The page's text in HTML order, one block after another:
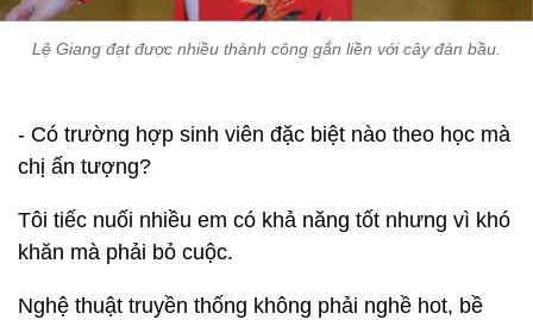
Lệ Giang đạt được nhiều thành công gắn liền với cây đàn bầu.
- Có trường hợp sinh viên đặc biệt nào theo học mà
chị ấn tượng?
Tôi tiếc nuối nhiều em có khả năng tốt nhưng vì khó
khăn mà phải bỏ cuộc.
Nghệ thuật truyền thống không phải nghề hot, bề